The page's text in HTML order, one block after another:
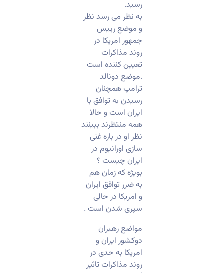
رسید.
به نظر می رسد نظر
و موضع رییس
جمهور امریکا در
روند مذاکرات
تعیین کننده است
.موضع دونالد
ترامپ همچنان
رسیدن به توافق با
ایران است و حالا
همه منتظرند ببینند
نظر او در باره غنی
سازی اورانیوم در
ایران چیست ؟
بویژه که زمان هم
به ضرر توافق ایران
و امریکا در حالی
سپری شدن است .
مواضع رهبران
دوکشور ایران و
امریکا به حدی در
روند مذاکرات تاثیر